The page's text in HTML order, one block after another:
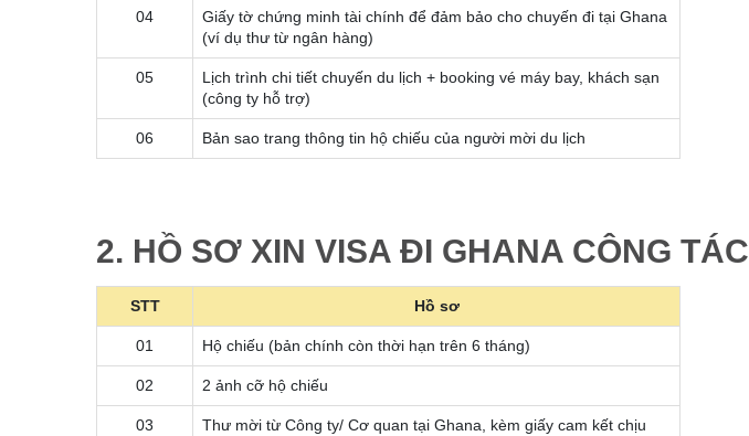
04
Giấy tờ chứng minh tài chính để đảm bảo cho chuyến đi tại Ghana
(ví dụ thư từ ngân hàng)
05
Lịch trình chi tiết chuyến du lịch + booking vé máy bay, khách sạn
(công ty hỗ trợ)
06 Bản sao trang thông tin hộ chiếu của người mời du lịch
2. HỒ SƠ XIN VISA ĐI GHANA CÔNG TÁC
STT Hồ sơ
01 Hộ chiếu (bản chính còn thời hạn trên 6 tháng)
02 2 ảnh cỡ hộ chiếu
03
Thư mời từ Công ty/ Cơ quan tại Ghana, kèm giấy cam kết chịu